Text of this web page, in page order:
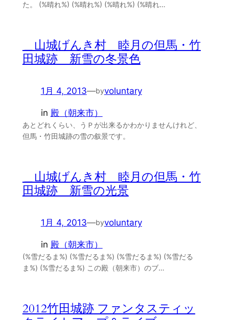
た。 (%晴れ%) (%晴れ%) (%晴れ%) (%晴れ…
＿山城げんき村 睦月の但馬・竹
田城跡 新雪の冬景色
1月 4, 2013—byvoluntary
in 殿（朝来市）
あとどれくらい、うＰが出来るかわかりませんけれど、
但馬・竹田城跡の雪の叙景です。
＿山城げんき村 睦月の但馬・竹
田城跡 新雪の光景
1月 4, 2013—byvoluntary
in 殿（朝来市）
(%雪だるま%) (%雪だるま%) (%雪だるま%) (%雪だる
ま%) (%雪だるま%) この殿（朝来市）のブ…
2012竹田城跡 ファンタスティッ